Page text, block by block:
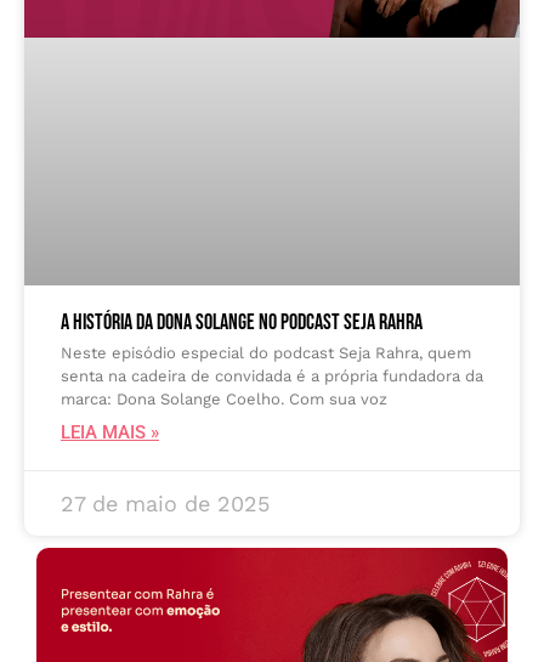
A história da Dona Solange no podcast Seja Rahra
Neste episódio especial do podcast Seja Rahra, quem
senta na cadeira de convidada é a própria fundadora da
marca: Dona Solange Coelho. Com sua voz
LEIA MAIS »
27 de maio de 2025